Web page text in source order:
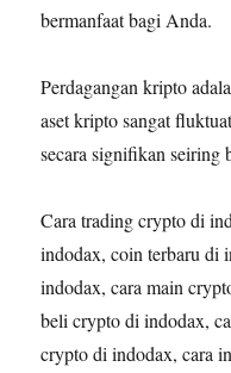
bermanfaat bagi Anda.
Perdagangan kripto
aset kripto sangat
secara signifikan seiring
Cara trading crypto di
indodax, coin terbaru di
indodax, cara main
beli crypto di indodax,
crypto di indodax, cara